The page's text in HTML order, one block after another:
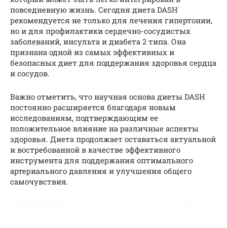
повседневную жизнь. Сегодня диета DASH
рекомендуется не только для лечения гипертонии,
но и для профилактики сердечно-сосудистых
заболеваний, инсульта и диабета 2 типа. Она
признана одной из самых эффективных и
безопасных диет для поддержания здоровья сердца
и сосудов.
Важно отметить, что научная основа диеты DASH
постоянно расширяется благодаря новым
исследованиям, подтверждающим ее
положительное влияние на различные аспекты
здоровья. Диета продолжает оставаться актуальной
и востребованной в качестве эффективного
инструмента для поддержания оптимального
артериального давления и улучшения общего
самочувствия.